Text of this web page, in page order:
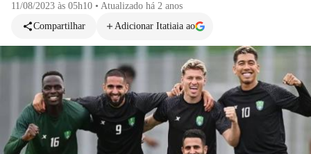
11/08/2023 às 05h10 • Atualizado há 2 anos
Compartilhar
Adicionar Itatiaia ao